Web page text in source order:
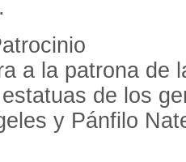
a la patrona de
de los
y Pánfilo